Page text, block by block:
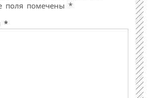
поля помечены *
*